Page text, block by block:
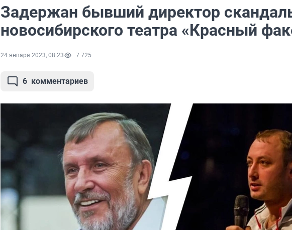
Задержан бывший директор
новосибирского театра «Красный
24 января 2023, 08:23 7 725
6 комментариев